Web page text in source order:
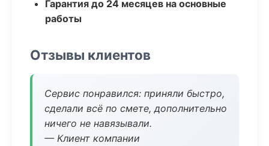
Гарантия до 24 месяцев на основные
работы
Отзывы клиентов
Сервис понравился: приняли быстро,
сделали всё по смете, дополнительно
ничего не навязывали.
— Клиент компании